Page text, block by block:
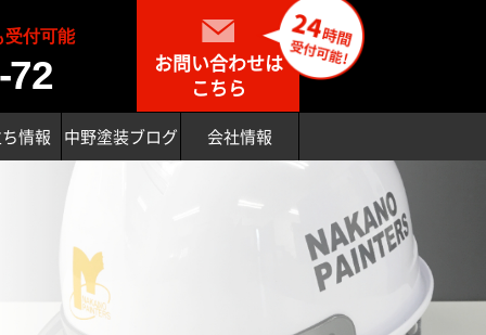
お問い合わせは
こちら
受付可能
72
情報 中野塗装ブログ 会社情報